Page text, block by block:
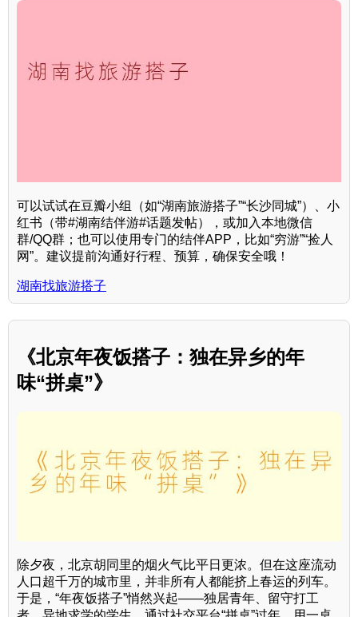
可以试试在豆瓣小组（如“湖南旅游搭子”“长沙同城”）、小
红书（带#湖南结伴游#话题发帖），或加入本地微信
群/QQ群；也可以使用专门的结伴APP，比如“穷游”“捡人
网”。建议提前沟通好行程、预算，确保安全哦！
湖南找旅游搭子
《北京年夜饭搭子：独在异乡的年
味“拼桌”》
除夕夜，北京胡同里的烟火气比平日更浓。但在这座流动
人口超千万的城市里，并非所有人都能挤上春运的列车。
于是，“年夜饭搭子”悄然兴起——独居青年、留守打工